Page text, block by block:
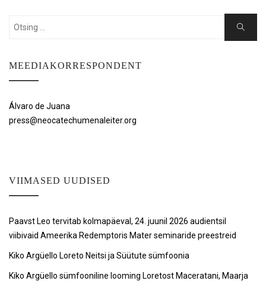
Search
Search
MEEDIAKORRESPONDENT
Álvaro de Juana
press@neocatechumenaleiter.org
VIIMASED UUDISED
Paavst Leo tervitab kolmapäeval, 24. juunil 2026 audientsil
viibivaid Ameerika Redemptoris Mater seminaride preestreid
Kiko Argüello Loreto Neitsi ja Süütute sümfoonia
Kiko Argüello sümfooniline looming Loretost Maceratani, Maarja